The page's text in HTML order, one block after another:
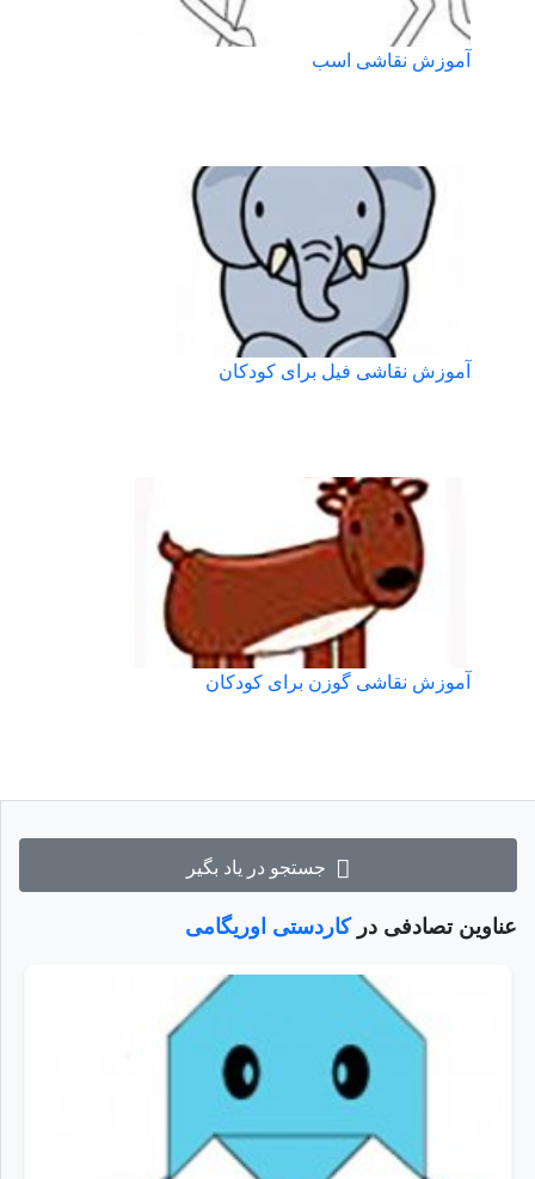
جستجو در یاد بگیر
عناوین تصادفی درکاردستی اوریگامی
آموزش نقاشی اسب
آموزش نقاشی فیل برای کودکان
آموزش نقاشی گوزن برای کودکان